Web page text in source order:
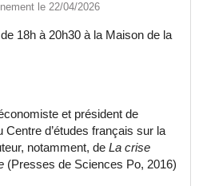
le 22/04/2026
18h à 20h30 à la Maison de la
et président de
Centre d’études français sur la
notamment, de La crise
(Presses de Sciences Po, 2016)